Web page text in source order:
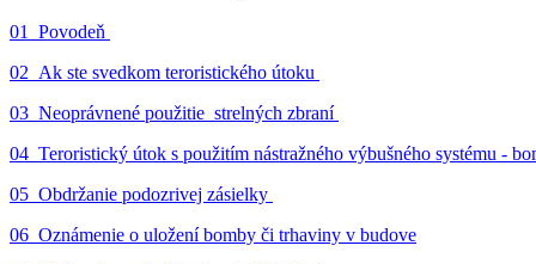
01_Povodeň
02_Ak ste svedkom teroristického útoku
03_Neoprávnené použitie strelných zbraní
04_Teroristický útok s použitím nástražného výbušného systému -
05_Obdržanie podozrivej zásielky
06_Oznámenie o uložení bomby či trhaviny v budove